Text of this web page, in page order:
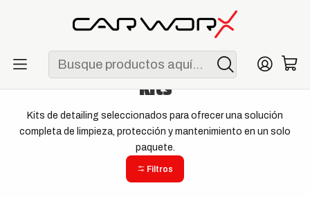
ENVÍO GRATIS POR COMPRAS MAYORES A S/ 250
Kits
Kits de detailing seleccionados para ofrecer una solución
completa de limpieza, protección y mantenimiento en un solo
paquete.
Filtros